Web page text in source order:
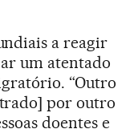
a reagir
um atentado
“Outro
por outro
doentes e